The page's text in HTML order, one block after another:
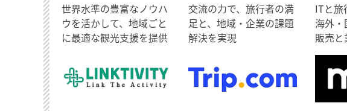
世界水準の豊富なノウハ
ウを活かして、地域ごと
に最適な観光支援を提供
交流の力で、旅行者の満
足と、地域・企業の課題
解決を実現
ITと旅
海外
販売